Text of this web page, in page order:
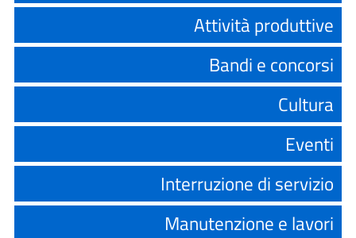
Attività produttive
Bandi e concorsi
Cultura
Eventi
Interruzione di servizio
Manutenzione e lavori